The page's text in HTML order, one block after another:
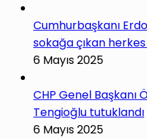
Cumhurbaşkanı
sokağa çıkan
6 Mayıs 2025
CHP Genel Başkanı
Tengioğlu tutuklandı
6 Mayıs 2025